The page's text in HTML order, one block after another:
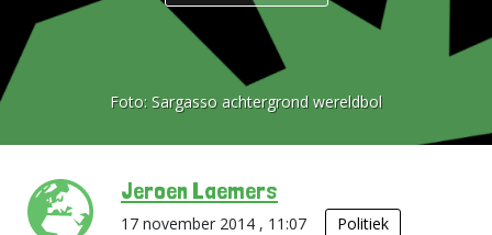
Foto: Sargasso achtergrond wereldbol
Jeroen Laemers
17 november 2014 , 11:07 Politiek